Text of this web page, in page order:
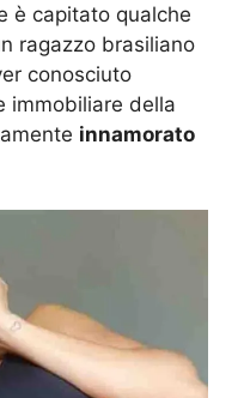
è capitato qualche
ragazzo brasiliano
conosciuto
immobiliare della
innamorato